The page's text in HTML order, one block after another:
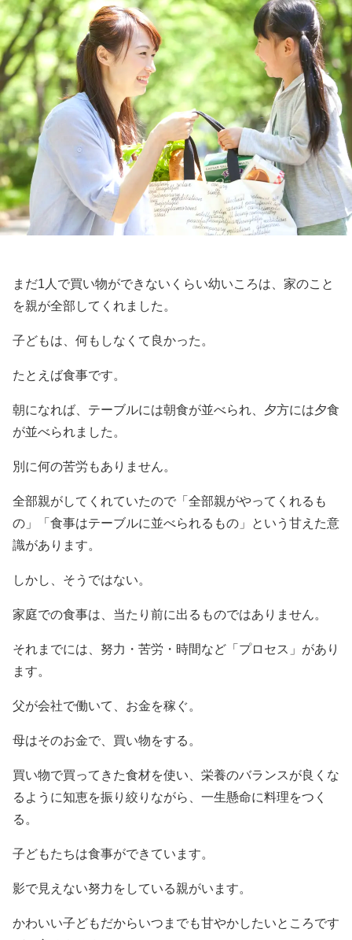
まだ1人で買い物ができないくらい幼いころは、家のこと
を親が全部してくれました。
子どもは、何もしなくて良かった。
たとえば食事です。
朝になれば、テーブルには朝食が並べられ、夕方には夕食
が並べられました。
別に何の苦労もありません。
全部親がしてくれていたので「全部親がやってくれるも
の」「食事はテーブルに並べられるもの」という甘えた意
識があります。
しかし、そうではない。
家庭での食事は、当たり前に出るものではありません。
それまでには、努力・苦労・時間など「プロセス」があり
ます。
父が会社で働いて、お金を稼ぐ。
母はそのお金で、買い物をする。
買い物で買ってきた食材を使い、栄養のバランスが良くな
るように知恵を振り絞りながら、一生懸命に料理をつく
る。
子どもたちは食事ができています。
影で見えない努力をしている親がいます。
かわいい子どもだからいつまでも甘やかしたいところです